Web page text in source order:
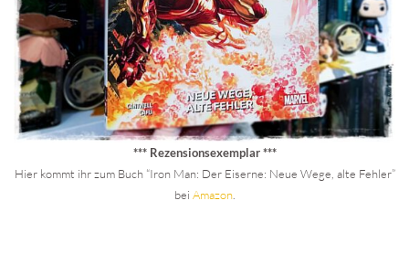
*** Rezensionsexemplar ***
Hier kommt ihr zum Buch “Iron Man: Der Eiserne: Neue Wege, alte Fehler”
bei Amazon.